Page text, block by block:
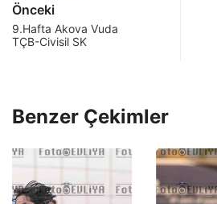
Önceki
9.Hafta Akova Vuda
TÇB-Civisil SK
Benzer Çekimler